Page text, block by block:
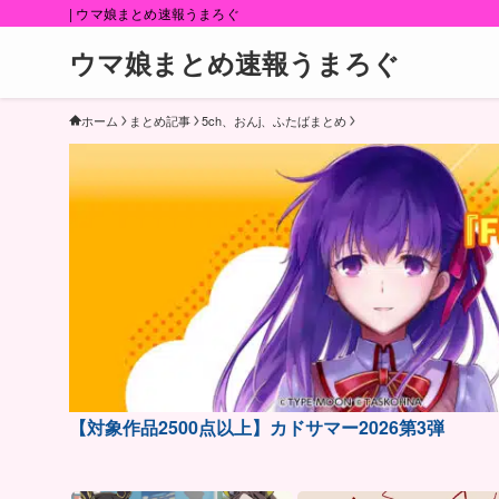
| ウマ娘まとめ速報うまろぐ
ウマ娘まとめ速報うまろぐ
ホーム まとめ記事 5ch、おんj、ふたばまとめ
【対象作品2500点以上】カドサマー2026第3弾